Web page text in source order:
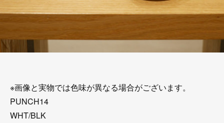
※画像と実物では色味が異なる場合がございます。
PUNCH14
WHT/BLK